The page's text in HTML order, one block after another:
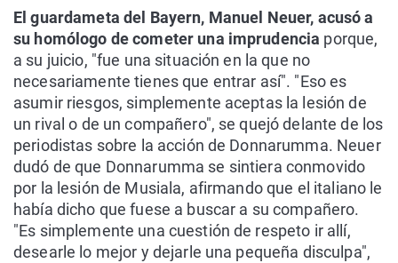
El guardameta del Bayern, Manuel Neuer, acusó a
su homólogo de cometer una imprudencia porque,
a su juicio, "fue una situación en la que no
necesariamente tienes que entrar así". "Eso es
asumir riesgos, simplemente aceptas la lesión de
un rival o de un compañero", se quejó delante de los
periodistas sobre la acción de Donnarumma. Neuer
dudó de que Donnarumma se sintiera conmovido
por la lesión de Musiala, afirmando que el italiano le
había dicho que fuese a buscar a su compañero.
"Es simplemente una cuestión de respeto ir allí,
desearle lo mejor y dejarle una pequeña disculpa",